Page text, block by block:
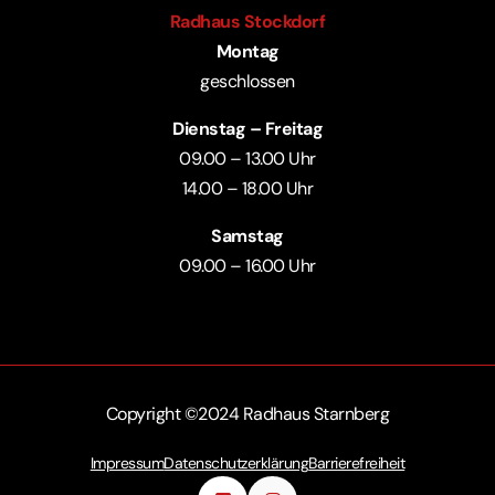
Radhaus Stockdorf
Montag
geschlossen
Dienstag – Freitag
09.00 – 13.00 Uhr
14.00 – 18.00 Uhr
Samstag
09.00 – 16.00 Uhr
Copyright ©2024 Radhaus Starnberg
ImpressumDatenschutzerklärungBarrierefreiheit